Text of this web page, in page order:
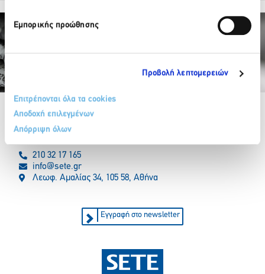
Εμπορικής προώθησης
Προβολή λεπτομερειών
Επιτρέπονται όλα τα cookies
Αποδοχή επιλεγμένων
Απόρριψη όλων
210 32 17 165
info@sete.gr
Λεωφ. Αμαλίας 34, 105 58, Αθήνα
Εγγραφή στο newsletter